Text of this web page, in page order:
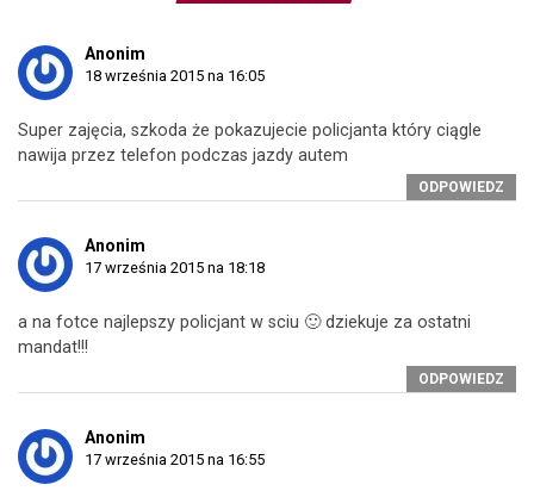
Anonim
18 września 2015 na 16:05
Super zajęcia, szkoda że pokazujecie policjanta który ciągle
nawija przez telefon podczas jazdy autem
ODPOWIEDZ
Anonim
17 września 2015 na 18:18
a na fotce najlepszy policjant w sciu 🙂 dziekuje za ostatni
mandat!!!
ODPOWIEDZ
Anonim
17 września 2015 na 16:55